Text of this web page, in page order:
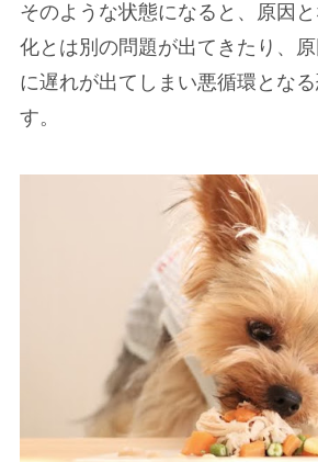
そのような状態になると、原因
化とは別の問題が出てきたり、
に遅れが出てしまい悪循環とな
す。